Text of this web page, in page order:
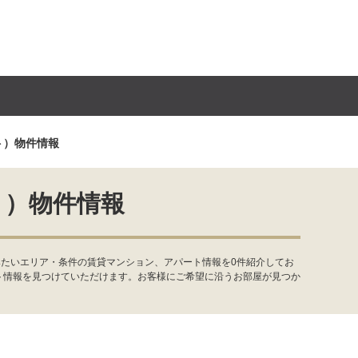
物件情報
物件情報
いエリア・条件の賃貸マンション、アパート情報を0件紹介してお
報を見つけていただけます。お客様にご希望に沿うお部屋が見つか